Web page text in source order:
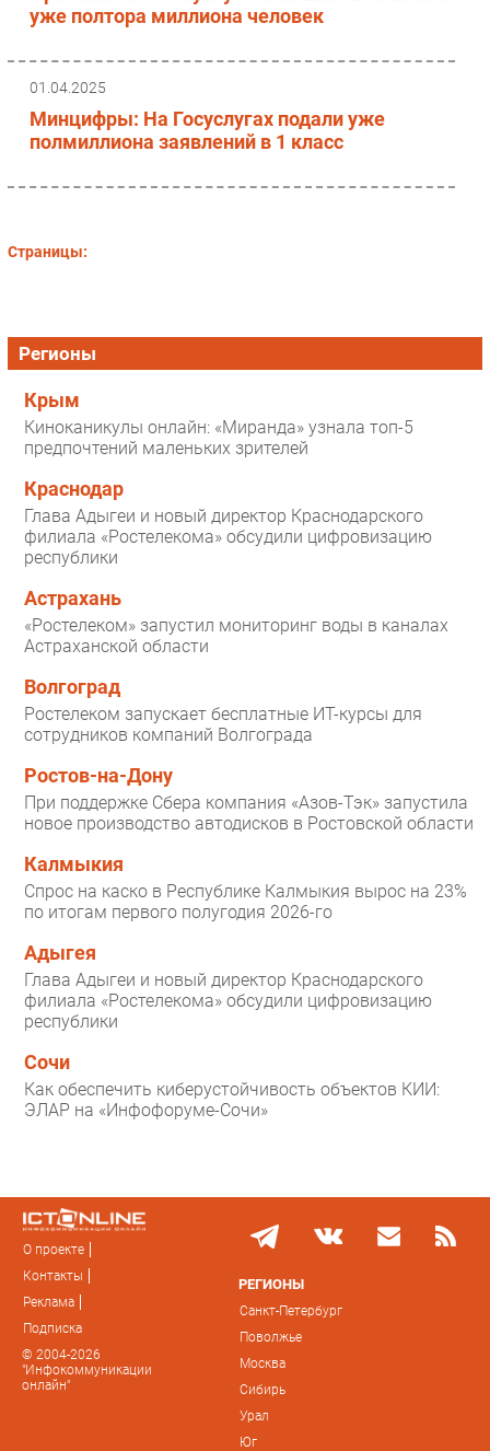
РАЗДЕЛЫ
Новости
Аналитика
Интервью
Тестовый стенд
уже полтора миллиона человек
01.04.2025
Минцифры: На Госуслугах подали уже
полмиллиона заявлений в 1 класс
Страницы:
Регионы
Крым
Киноканикулы онлайн: «Миранда» узнала топ-5
предпочтений маленьких зрителей
Краснодар
Глава Адыгеи и новый директор Краснодарского
филиала «Ростелекома» обсудили цифровизацию
республики
Астрахань
«Ростелеком» запустил мониторинг воды в каналах
Астраханской области
Волгоград
Ростелеком запускает бесплатные ИТ-курсы для
сотрудников компаний Волгограда
Ростов-на-Дону
При поддержке Сбера компания «Азов-Тэк» запустила
новое производство автодисков в Ростовской области
Калмыкия
Спрос на каско в Республике Калмыкия вырос на 23%
по итогам первого полугодия 2026-го
Адыгея
Глава Адыгеи и новый директор Краснодарского
филиала «Ростелекома» обсудили цифровизацию
республики
Сочи
Как обеспечить киберустойчивость объектов КИИ:
ЭЛАР на «Инфофоруме-Сочи»
О проекте
Контакты
Реклама
Подписка
© 2004-2026
"Инфокоммуникации
онлайн"
РЕГИОНЫ
Санкт-Петербург
Поволжье
Москва
Сибирь
Урал
Юг